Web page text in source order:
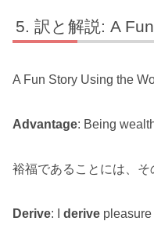
訳と解説: A
A Fun Story Using the
Advantage: Being
裕福であることには、そ
Derive: I derive